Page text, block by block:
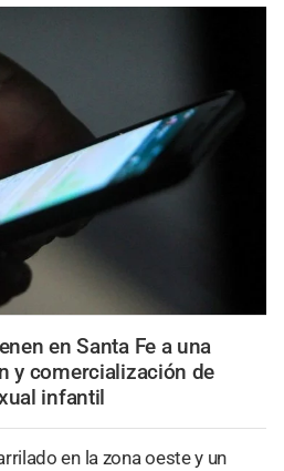
en Santa Fe a una
y comercialización de
infantil
en la zona oeste y un